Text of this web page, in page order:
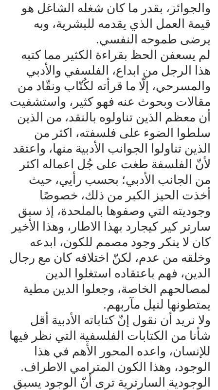
والجوائز، بقدر ما كان شغله الشاغل هو
قيمة العمل الذي يقدمه للبشرية، وبه
يرضى طموحه النفسي.
لم يسعفن الحظ بقراءة الكثير مما كتبه
هذا الرجل من ابداع، الفلسفي والأدبي
والمسرحي، إلّا ما قرأته لكُتّاب ونقّاد من
مقالات وبحوث عنه فهو كثير، واستشفيت
أن معظم الذين تناولوه بالنقد، من الذين
سلطوا الضوء على فلسفته، اكثر من
الذين تناولوا الجوانب الأدبية منها، واعتقد
لأنّ الفلسفة طغت على جُل اعماله اكثر
من الجانب الأدبي؛ بحسب رأيي، حيث
أخذت الحيز الكبر من ذلك، خصوصًا
وجوديته التي وصفوها بالملحدة، إذ سبق
سارتر كير كيجارد بهذا الاطار، وهذا الأخير
كان لا ينكر وجود مصمم للكون، ابدعه
وخلقه من عدم، لكنّ اختلافه كان مع رجال
الدين، فهم باعتقاده استغلوا الدين
لمصالحهم الخاصة، وجعلوا الدين مطية
يمتطونها لنيل مآربهم.
ولا نريد أن نقول إنّ كتاباته الأدبية أقل
شأنا من الكتابات الفلسفية التي نظر فيها
للإنسان، واعده المحور الأهم في هذا
الوجود، وهذا الكون المترامي الاطراف.
الوجودية السارترية ترى أنّ الوجود يسبق